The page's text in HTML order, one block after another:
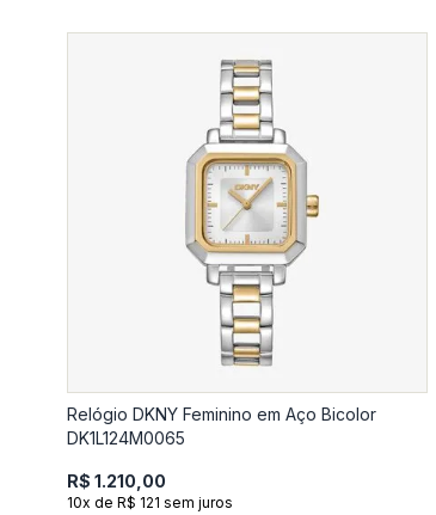
Relógio DKNY Feminino em Aço Bicolor
DK1L124M0065
R$ 1.210,00
10x de R$ 121 sem juros